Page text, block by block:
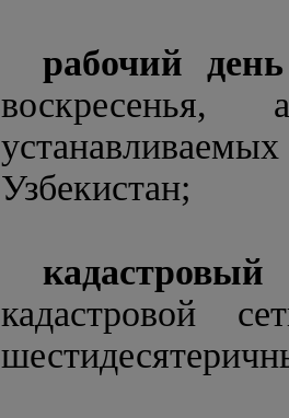
рабочий день
Узбекистан;
кадастровый
кадастровой